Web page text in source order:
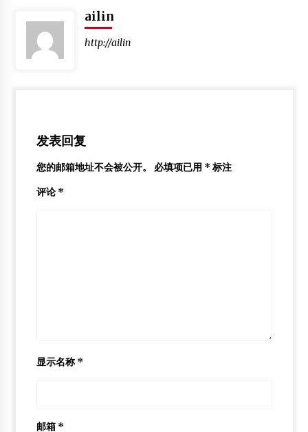
ailin
http://ailin
发表回复
您的邮箱地址不会被公开。 必填项已用 * 标注
评论 *
显示名称 *
邮箱 *